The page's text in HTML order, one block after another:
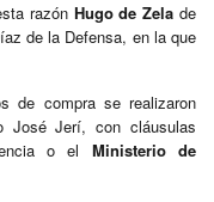
razón Hugo de Zela de
de la Defensa, en la que
de compra se realizaron
José Jerí, con cláusulas
o el Ministerio de